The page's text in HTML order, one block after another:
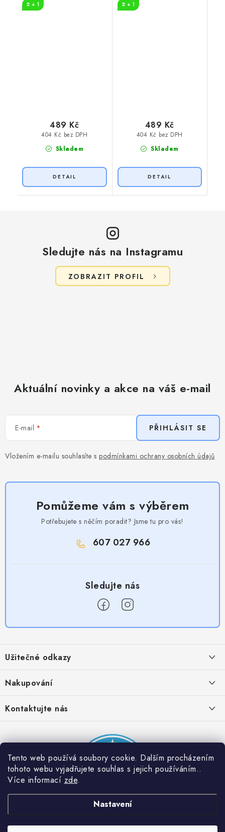
Tento web používá soubory cookie. Dalším procházením
tohoto webu vyjadřujete souhlas s jejich používáním..
Více informací zde.
Nastavení
2 + 1
Skladem
404 Kč bez DPH
489 Kč
2 + 1
Skladem
404 Kč bez DPH
489 Kč
Sledujte nás na Instagramu
ZOBRAZIT PROFIL
Aktuální novinky a akce na váš e-mail
E-mail
Vložením e-mailu souhlasíte s podmínkami ochrany osobních údajů
PŘIHLÁSIT SE
Pomůžeme vám s výběrem
Potřebujete s něčím poradit? Jsme tu pro vás!
607 027 966
p
a
Užitečné odkazy
Provizní systém
Partner stránek: Super plecháček
Nakupování
Podmínky akce 2 + 1 zdarma
Kontaktujte nás